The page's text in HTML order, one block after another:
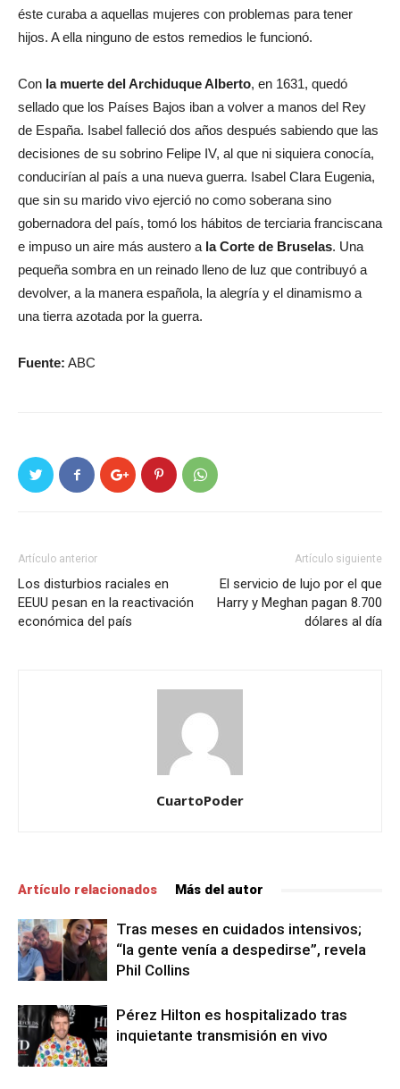
éste curaba a aquellas mujeres con problemas para tener
hijos. A ella ninguno de estos remedios le funcionó.
Con la muerte del Archiduque Alberto, en 1631, quedó
sellado que los Países Bajos iban a volver a manos del Rey
de España. Isabel falleció dos años después sabiendo que las
decisiones de su sobrino Felipe IV, al que ni siquiera conocía,
conducirían al país a una nueva guerra. Isabel Clara Eugenia,
que sin su marido vivo ejerció no como soberana sino
gobernadora del país, tomó los hábitos de terciaria franciscana
e impuso un aire más austero a la Corte de Bruselas. Una
pequeña sombra en un reinado lleno de luz que contribuyó a
devolver, a la manera española, la alegría y el dinamismo a
una tierra azotada por la guerra.
Fuente: ABC
Artículo anterior
Los disturbios raciales en
EEUU pesan en la reactivación
económica del país
Artículo siguiente
El servicio de lujo por el que
Harry y Meghan pagan 8.700
dólares al día
CuartoPoder
Artículo relacionados Más del autor
Tras meses en cuidados intensivos;
“la gente venía a despedirse”, revela
Phil Collins
Pérez Hilton es hospitalizado tras
inquietante transmisión en vivo